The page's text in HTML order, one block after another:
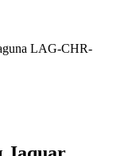
LAG-CHR-